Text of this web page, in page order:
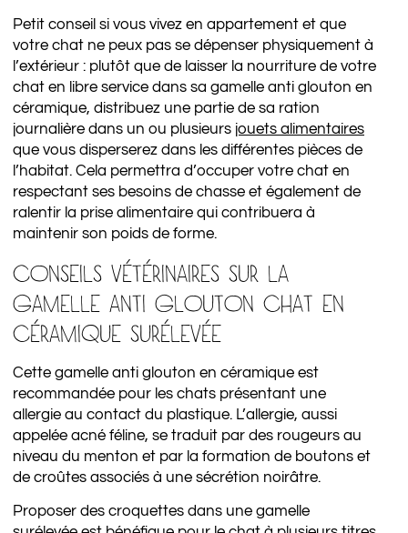
Petit conseil si vous vivez en appartement et que
votre chat ne peux pas se dépenser physiquement à
l’extérieur : plutôt que de laisser la nourriture de votre
chat en libre service dans sa gamelle anti glouton en
céramique, distribuez une partie de sa ration
journalière dans un ou plusieurs jouets alimentaires
que vous disperserez dans les différentes pièces de
l’habitat. Cela permettra d’occuper votre chat en
respectant ses besoins de chasse et également de
ralentir la prise alimentaire qui contribuera à
maintenir son poids de forme.
CONSEILS VÉTÉRINAIRES SUR LA
GAMELLE ANTI GLOUTON CHAT EN
CÉRAMIQUE SURÉLEVÉE
Cette gamelle anti glouton en céramique est
recommandée pour les chats présentant une
allergie au contact du plastique. L’allergie, aussi
appelée acné féline, se traduit par des rougeurs au
niveau du menton et par la formation de boutons et
de croûtes associés à une sécrétion noirâtre.
Proposer des croquettes dans une gamelle